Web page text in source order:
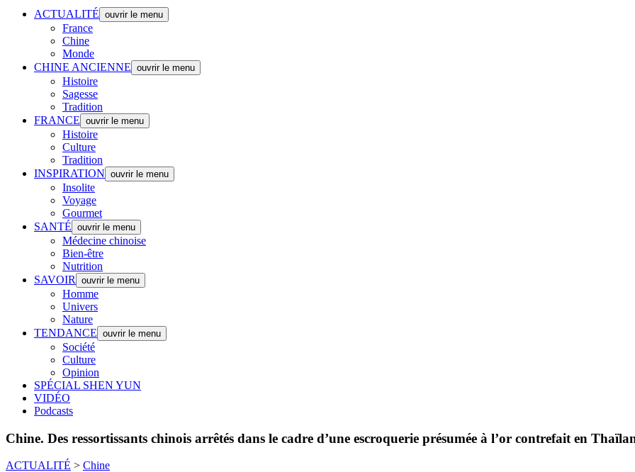
ACTUALITÉ ouvrir le menu
France
Chine
Monde
CHINE ANCIENNE ouvrir le menu
Histoire
Sagesse
Tradition
FRANCE ouvrir le menu
Histoire
Culture
Tradition
INSPIRATION ouvrir le menu
Insolite
Voyage
Gourmet
SANTÉ ouvrir le menu
Médecine chinoise
Bien-être
Nutrition
SAVOIR
ouvrir le menu
Homme
Univers
Nature
TENDANCE ouvrir le menu
Société
Culture
Opinion
SPÉCIAL SHEN YUN
VIDÉO
Podcasts
Chine. Des ressortissants chinois arrêtés dans le cadre d’une escroquerie présumée à l’or contrefait en
ACTUALITÉ > Chine